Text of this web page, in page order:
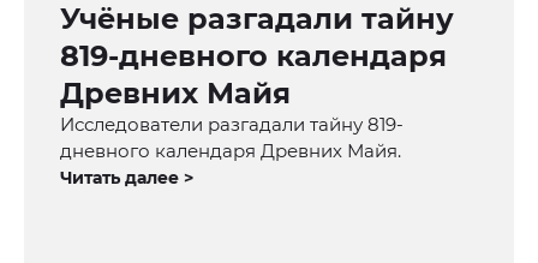
Учёные разгадали тайну
819-дневного календаря
Древних Майя
Исследователи разгадали тайну 819-
дневного календаря Древних Майя.
Читать далее >